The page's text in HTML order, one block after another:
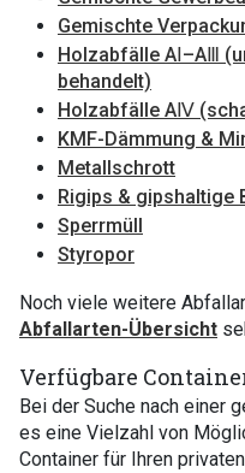
Gemischte
Holzabfälle AⅠ–AⅢ
behandelt)
Holzabfälle AⅣ
KMF-Dämmung &
Metallschrott
Rigips & gipshaltige
Sperrmüll
Styropor
Noch viele weitere
Abfallarten-Übersicht
Verfügbare
Bei der Suche nach einer
es eine Vielzahl von
Container für Ihren